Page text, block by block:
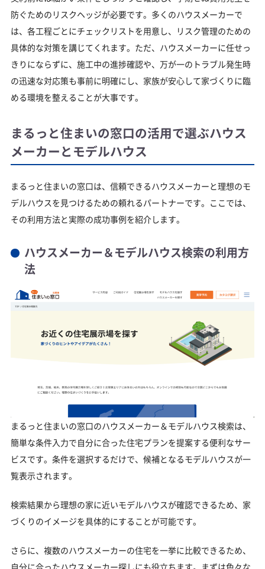
防ぐためのリスクヘッジが必要です。多くのハウスメーカーで
は、各工程ごとにチェックリストを用意し、リスク管理のための
具体的な対策を講じてくれます。ただ、ハウスメーカーに任せっ
きりにならずに、施工中の進捗確認や、万が一のトラブル発生時
の迅速な対応策も事前に明確にし、家族が安心して家づくりに臨
める環境を整えることが大事です。
まるっと住まいの窓口の活用で選ぶハウス
メーカーとモデルハウス
まるっと住まいの窓口は、信頼できるハウスメーカーと理想のモ
デルハウスを見つけるための頼れるパートナーです。ここでは、
その利用方法と実際の成功事例を紹介します。
ハウスメーカー＆モデルハウス検索の利用方
法
まるっと住まいの窓口のハウスメーカー＆モデルハウス検索は、
簡単な条件入力で自分に合った住宅プランを提案する便利なサー
ビスです。条件を選択するだけで、候補となるモデルハウスが一
覧表示されます。
検索結果から理想の家に近いモデルハウスが確認できるため、家
づくりのイメージを具体的にすることが可能です。
さらに、複数のハウスメーカーの住宅を一挙に比較できるため、